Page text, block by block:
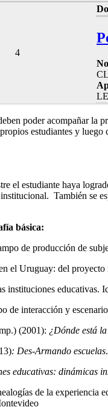
4
poder acompañar la
estudiantes y luego
el estudiante haya
También se
básica:
de producción de
el Uruguay: del proyecto
instituciones
de interacción y
(2001): ¿Dónde está
: Des-Armando escuelas
educativas: dinámicas
de la experiencia